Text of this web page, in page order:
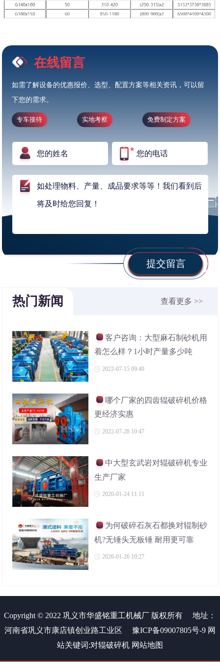
在线留言
如需了解设备的优惠报价、选型、配置方案等相关资讯，可以留
下您的需求。
专车接待 实地考察 免费制定方案
提交留言
热门新闻 查看更多 >>
客户咨询：大型麻石制砂机用
着怎么样？1小时产量多少吨
2022-07-15 09:49
哪个厂家的四齿辊破碎机价格
更经济实惠
2022-07-28 10:47
中大型玄武岩对辊破碎机专业
生产厂家
2020-01-24 11:11
为何破碎石灰石都换对辊制砂
机?无锤头无板锤 耐用更可靠
2026-01-26 10:27
Copyright © 2022 巩义市华盛铭重工机械厂 版权所有
地址：
河南省巩义市康店镇创业路工业区
豫ICP备09007805号-9 网
站关键词:对辊破碎机 网站地图